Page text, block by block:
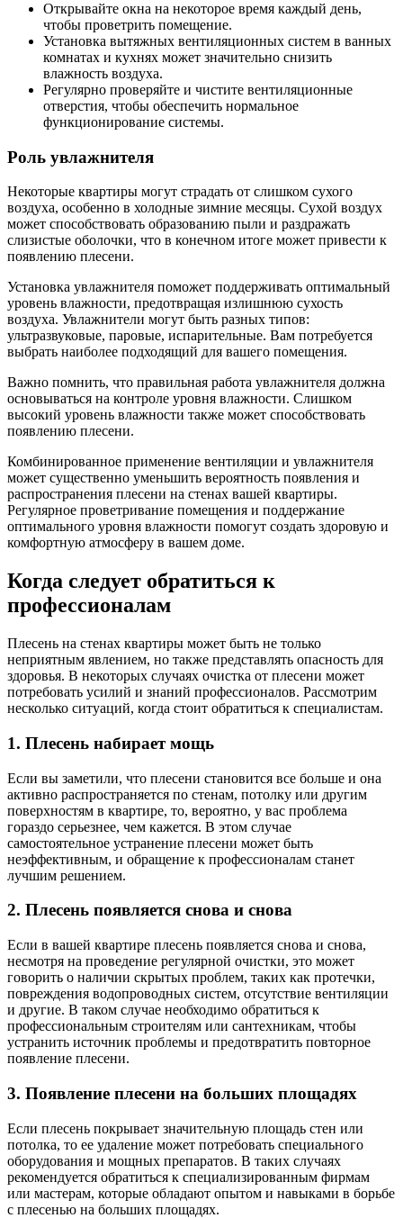
Открывайте окна на некоторое время каждый день,
чтобы проветрить помещение.
Установка вытяжных вентиляционных систем в ванных
комнатах и кухнях может значительно снизить
влажность воздуха.
Регулярно проверяйте и чистите вентиляционные
отверстия, чтобы обеспечить нормальное
функционирование системы.
Роль увлажнителя
Некоторые квартиры могут страдать от слишком сухого
воздуха, особенно в холодные зимние месяцы. Сухой воздух
может способствовать образованию пыли и раздражать
слизистые оболочки, что в конечном итоге может привести к
появлению плесени.
Установка увлажнителя поможет поддерживать оптимальный
уровень влажности, предотвращая излишнюю сухость
воздуха. Увлажнители могут быть разных типов:
ультразвуковые, паровые, испарительные. Вам потребуется
выбрать наиболее подходящий для вашего помещения.
Важно помнить, что правильная работа увлажнителя должна
основываться на контроле уровня влажности. Слишком
высокий уровень влажности также может способствовать
появлению плесени.
Комбинированное применение вентиляции и увлажнителя
может существенно уменьшить вероятность появления и
распространения плесени на стенах вашей квартиры.
Регулярное проветривание помещения и поддержание
оптимального уровня влажности помогут создать здоровую и
комфортную атмосферу в вашем доме.
Когда следует обратиться к
профессионалам
Плесень на стенах квартиры может быть не только
неприятным явлением, но также представлять опасность для
здоровья. В некоторых случаях очистка от плесени может
потребовать усилий и знаний профессионалов. Рассмотрим
несколько ситуаций, когда стоит обратиться к специалистам.
1. Плесень набирает мощь
Если вы заметили, что плесени становится все больше и она
активно распространяется по стенам, потолку или другим
поверхностям в квартире, то, вероятно, у вас проблема
гораздо серьезнее, чем кажется. В этом случае
самостоятельное устранение плесени может быть
неэффективным, и обращение к профессионалам станет
лучшим решением.
2. Плесень появляется снова и снова
Если в вашей квартире плесень появляется снова и снова,
несмотря на проведение регулярной очистки, это может
говорить о наличии скрытых проблем, таких как протечки,
повреждения водопроводных систем, отсутствие вентиляции
и другие. В таком случае необходимо обратиться к
профессиональным строителям или сантехникам, чтобы
устранить источник проблемы и предотвратить повторное
появление плесени.
3. Появление плесени на больших площадях
Если плесень покрывает значительную площадь стен или
потолка, то ее удаление может потребовать специального
оборудования и мощных препаратов. В таких случаях
рекомендуется обратиться к специализированным фирмам
или мастерам, которые обладают опытом и навыками в борьбе
с плесенью на больших площадях.